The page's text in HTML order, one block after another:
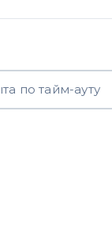
по тайм-ауту